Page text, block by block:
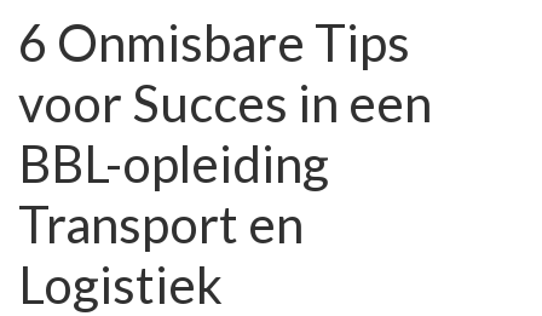
6 Onmisbare Tips
voor Succes in een
BBL-opleiding
Transport en
Logistiek